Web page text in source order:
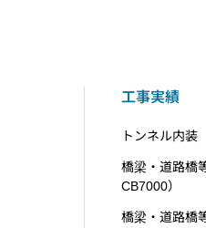
工事実績
トンネル内装
橋梁・道路橋
CB7000）
橋梁・道路橋